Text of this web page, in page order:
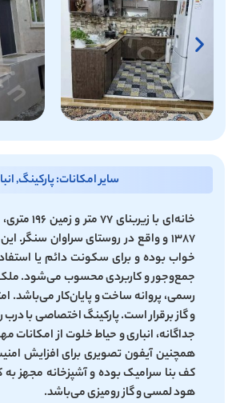
سایر امکانات: پارکینگ,
خانه‌ای با
۱۳۸۷ و واقع در روستای سراوان سنگر.
خواب بوده و برای سکونت دائم یا
جمع‌وجور و کاربردی محسوب می‌شود.
رسمی، پروانه ساخت و پایان‌کار می‌باشد.
و گاز برقرار است. پارکینگ اختصاصی با درب
جداگانه، انباری و حیاط خلوت از امکانات
همچنین آیفون تصویری برای افزایش
کف بنا سرامیک بوده و آشپزخانه مجهز به
هود لمسی و گاز رومیزی می‌باشد.